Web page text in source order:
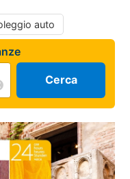
auto
Cerca